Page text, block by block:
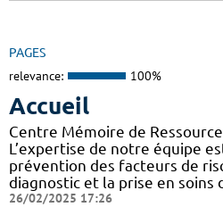
PAGES
relevance: 100%
Accueil
Centre Mémoire de
L’expertise de notre équipe
prévention des facteurs de
diagnostic et la prise en soins
26/02/2025 17:26